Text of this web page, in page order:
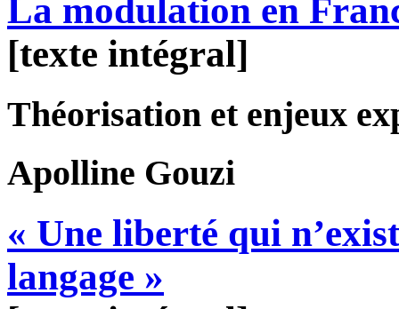
La modulation en
[texte intégral]
Théorisation et enjeux
Apolline Gouzi
« Une liberté qui
langage »